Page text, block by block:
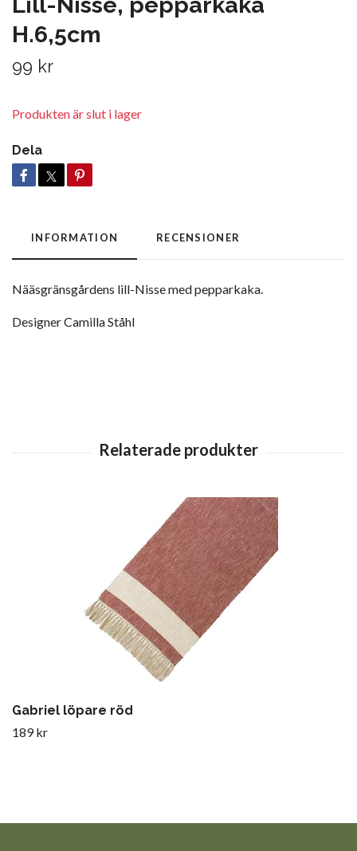
H.6,5cm
99 kr
Produkten är slut i lager
Dela
INFORMATION RECENSIONER
Nääsgränsgårdens lill-Nisse med pepparkaka.
DesignerCamilla Ståhl
Gabriel löpare röd
189 kr